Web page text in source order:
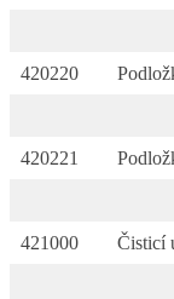
420220
420221
421000 Čisticí